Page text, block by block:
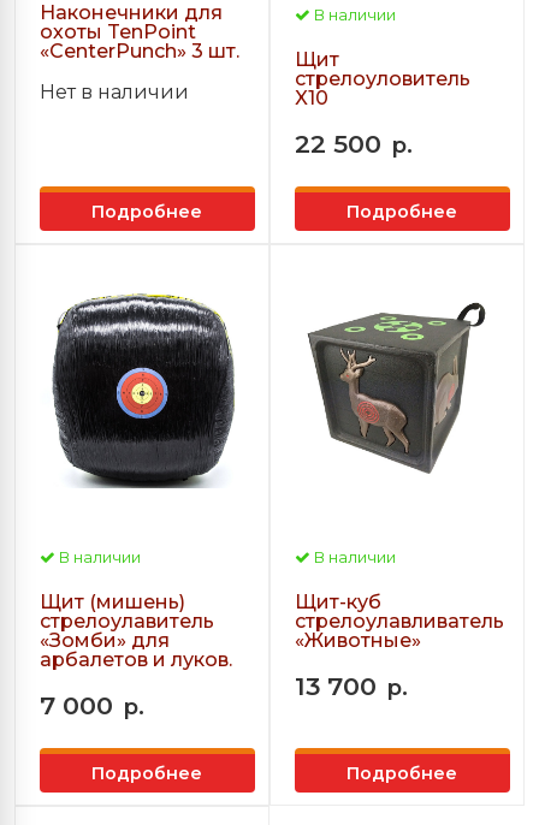
Наконечники для
охоты TenPoint
«CenterPunch» 3 шт.
Нет в наличии
Подробнее
В наличии
Щит
стрелоуловитель
X10
22 500 р.
Подробнее
В наличии
Щит (мишень)
стрелоулавитель
«Зомби» для
арбалетов и луков.
7 000 р.
Подробнее
В наличии
Щит-куб
стрелоулавливатель
«Животные»
13 700 р.
Подробнее